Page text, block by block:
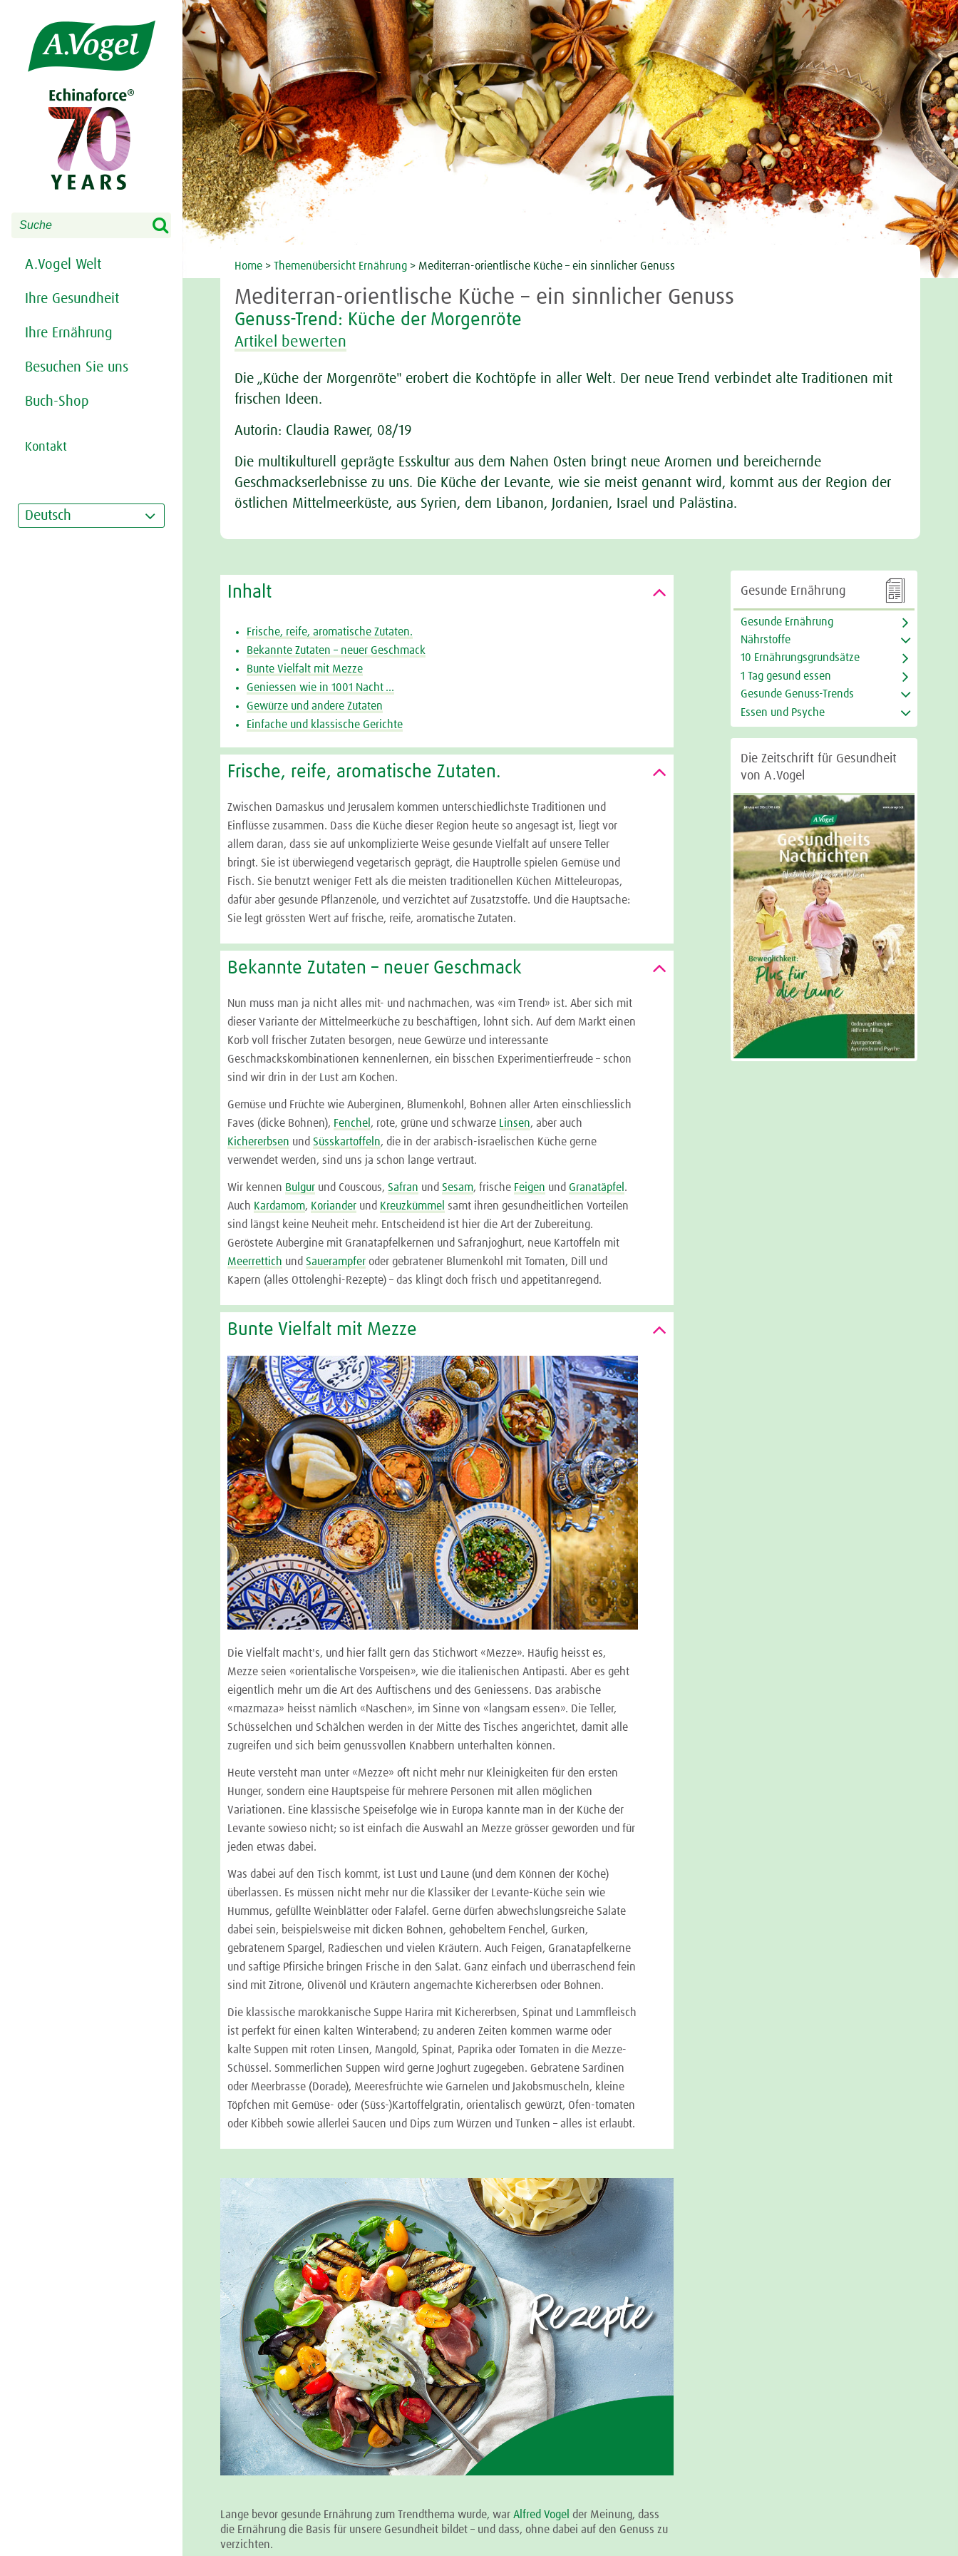

Search
A.Vogel Welt
Ihre Gesundheit
Ihre Ernährung
Besuchen Sie uns
Buch-Shop
Kontakt
Deutsch
Home >Themenübersicht Ernährung >Mediterran-orientlische Küche – ein sinnlicher Genuss
Mediterran-orientlische Küche – ein sinnlicher Genuss
Genuss-Trend: Küche der Morgenröte
Artikel bewerten
Die „Küche der Morgenröte" erobert die Kochtöpfe in aller Welt. Der neue Trend verbindet alte Traditionen mit
frischen Ideen.
Autorin: Claudia Rawer, 08/19
Die multikulturell geprägte Esskultur aus dem Nahen Osten bringt neue Aromen und bereichernde
Geschmackserlebnisse zu uns. Die Küche der Levante, wie sie meist genannt wird, kommt aus der Region der
östlichen Mittelmeerküste, aus Syrien, dem Libanon, Jordanien, Israel und Palästina.
Inhalt
Frische, reife, aromatische Zutaten.
Bekannte Zutaten – neuer Geschmack
Bunte Vielfalt mit Mezze
Geniessen wie in 1001 Nacht …
Gewürze und andere Zutaten
Einfache und klassische Gerichte
Frische, reife, aromatische Zutaten.
Zwischen Damaskus und Jerusalem kommen unterschiedlichste Traditionen und
Einflüsse zusammen. Dass die Küche dieser Region heute so angesagt ist, liegt vor
allem daran, dass sie auf unkomplizierte Weise gesunde Vielfalt auf unsere Teller
bringt. Sie ist überwiegend vegetarisch geprägt, die Hauptrolle spielen Gemüse und
Fisch. Sie benutzt weniger Fett als die meisten traditionellen Küchen Mitteleuropas,
dafür aber gesunde Pflanzenöle, und verzichtet auf Zusatzstoffe. Und die Hauptsache:
Sie legt grössten Wert auf frische, reife, aromatische Zutaten.
Bekannte Zutaten – neuer Geschmack
Nun muss man ja nicht alles mit- und nachmachen, was «im Trend» ist. Aber sich mit
dieser Variante der Mittelmeerküche zu beschäftigen, lohnt sich. Auf dem Markt einen
Korb voll frischer Zutaten besorgen, neue Gewürze und interessante
Geschmackskombinationen kennenlernen, ein bisschen Experimentierfreude – schon
sind wir drin in der Lust am Kochen.
Gemüse und Früchte wie Auberginen, Blumenkohl, Bohnen aller Arten einschliesslich
Faves (dicke Bohnen), Fenchel , rote, grüne und schwarze Linsen, aber auch
Kichererbsen undSüsskartoffeln, die in der arabisch-israelischen Küche gerne
verwendet werden, sind uns ja schon lange vertraut.
Wir kennen Bulgur und Couscous,Safran undSesam, frische Feigen undGranatäpfel .
Auch Kardamom, Koriander und Kreuzkümmel samt ihren gesundheitlichen Vorteilen
sind längst keine Neuheit mehr. Entscheidend ist hier die Art der Zubereitung.
Geröstete Aubergine mit Granatapfelkernen und Safranjoghurt, neue Kartoffeln mit
Meerrettich undSauerampfer oder gebratener Blumenkohl mit Tomaten, Dill und
Kapern (alles Ottolenghi-Rezepte) – das klingt doch frisch und appetitanregend.
Bunte Vielfalt mit Mezze
Die Vielfalt macht's, und hier fällt gern das Stichwort «Mezze». Häufig heisst es,
Mezze seien «orientalische Vorspeisen», wie die italienischen Antipasti. Aber es geht
eigentlich mehr um die Art des Auftischens und des Geniessens. Das arabische
«mazmaza» heisst nämlich «Naschen», im Sinne von «langsam essen». Die Teller,
Schüsselchen und Schälchen werden in der Mitte des Tisches angerichtet, damit alle
zugreifen und sich beim genussvollen Knabbern unterhalten können.
Heute versteht man unter «Mezze» oft nicht mehr nur Kleinigkeiten für den ersten
Hunger, sondern eine Hauptspeise für mehrere Personen mit allen möglichen
Variationen. Eine klassische Speisefolge wie in Europa kannte man in der Küche der
Levante sowieso nicht; so ist einfach die Auswahl an Mezze grösser geworden und für
jeden etwas dabei.
Was dabei auf den Tisch kommt, ist Lust und Laune (und dem Können der Köche)
überlassen. Es müssen nicht mehr nur die Klassiker der Levante-Küche sein wie
Hummus, gefüllte Weinblätter oder Falafel. Gerne dürfen abwechslungsreiche Salate
dabei sein, beispielsweise mit dicken Bohnen, gehobeltem Fenchel, Gurken,
gebratenem Spargel, Radieschen und vielen Kräutern. Auch Feigen, Granatapfelkerne
und saftige Pfirsiche bringen Frische in den Salat. Ganz einfach und überraschend fein
sind mit Zitrone, Olivenöl und Kräutern angemachte Kichererbsen oder Bohnen.
Die klassische marokkanische Suppe Harira mit Kichererbsen, Spinat und Lammfleisch
ist perfekt für einen kalten Winterabend; zu anderen Zeiten kommen warme oder
kalte Suppen mit roten Linsen, Mangold, Spinat, Paprika oder Tomaten in die Mezze-
Schüssel. Sommerlichen Suppen wird gerne Joghurt zugegeben. Gebratene Sardinen
oder Meerbrasse (Dorade), Meeresfrüchte wie Garnelen und Jakobsmuscheln, kleine
Töpfchen mit Gemüse- oder (Süss-)Kartoffelgratin, orientalisch gewürzt, Ofen-tomaten
oder Kibbeh sowie allerlei Saucen und Dips zum Würzen und Tunken – alles ist erlaubt.
Lange bevor gesunde Ernährung zum Trendthema wurde, warAlfred Vogel der Meinung, dass
die Ernährung die Basis für unsere Gesundheit bildet – und dass, ohne dabei auf den Genuss zu
verzichten.

Gesunde Ernährung
Gesunde Ernährung
Nährstoffe
10 Ernährungsgrundsätze
1 Tag gesund essen
Gesunde Genuss-Trends
Essen und Psyche
Die Zeitschrift für Gesundheit
von A.Vogel
Tweet